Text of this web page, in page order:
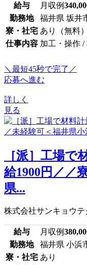
給与 月収例
勤務地
福井県 坂井
寮・社宅 あり（無料）
仕事内容 加工・操作 /
＼最短45秒で完了／
応募へ進む
詳しく
見る
［派］工場で
給1900円／／
県...
株式会社サンキョウテ
給与 月収例
勤務地
福井県 小浜
寮・社宅 あり